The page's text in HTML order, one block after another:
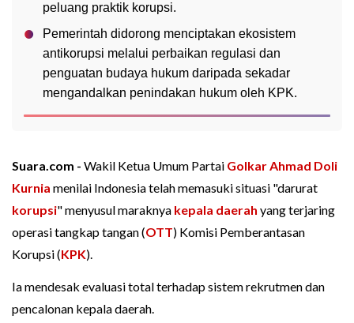
peluang praktik korupsi.
Pemerintah didorong menciptakan ekosistem
antikorupsi melalui perbaikan regulasi dan
penguatan budaya hukum daripada sekadar
mengandalkan penindakan hukum oleh KPK.
Suara.com - Wakil Ketua Umum Partai GolkarAhmad Doli
Kurnia menilai Indonesia telah memasuki situasi "darurat
korupsi" menyusul maraknya kepala daerah yang terjaring
operasi tangkap tangan (OTT) Komisi Pemberantasan
Korupsi (KPK).
Ia mendesak evaluasi total terhadap sistem rekrutmen dan
pencalonan kepala daerah.